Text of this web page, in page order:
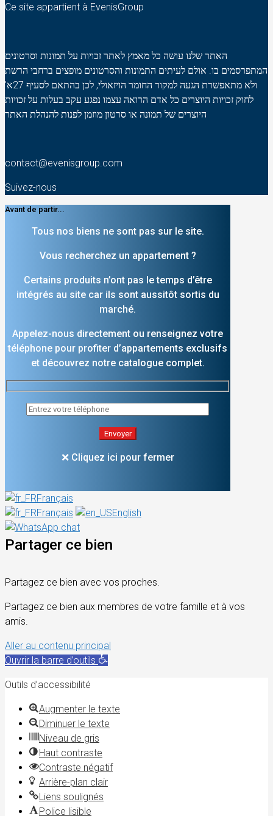
Ce site appartient à EvenisGroup
האתר שלנו עושה כל מאמץ לאתר זכויות על תמונות וסרטונים
המתפרסמים בו. אולם לעיתים התמונות והסרטונים מופצים ברחבי הרשת
ולא מתאפשרת הגעה למקור החומר הויזאולי, לכן בהתאם לסעיף 27א'
לחוק זכויות היוצרים כל אדם הרואה עצמו נפגע עקב בעלות על זכויות
היוצרים של תמונה או סרטון מוזמן לפנות להנהלת האתר
contact@evenisgroup.com
Suivez-nous
Avant de partir...
Tous nos biens ne sont pas sur le site.
Vous recherchez un appartement ?
Certains produits n’ont pas le temps d’être
intégrés au site car ils sont aussitôt sortis du
marché.
Appelez-nous directement ou renseignez votre
téléphone pour profiter d’appartements exclusifs
et découvrez notre catalogue complet.
❌ Cliquez ici pour fermer
Français
Français
English
Partager ce bien
Partagez ce bien avec vos proches.
Partagez ce bien aux membres de votre famille et à vos
amis.
Aller au contenu principal
Ouvrir la barre d’outils
Outils d’accessibilité
Augmenter le texte
Diminuer le texte
Niveau de gris
Haut contraste
Contraste négatif
Arrière-plan clair
Liens soulignés
Police lisible